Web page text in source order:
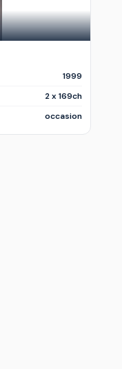
1999
2 x 169ch
occasion